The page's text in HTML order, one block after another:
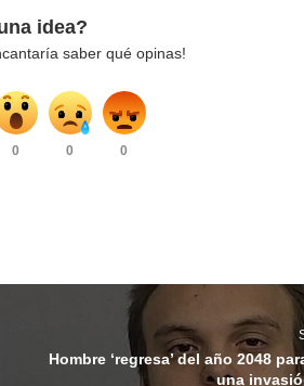
idea?
saber qué opinas!
0 0 0
Hombre ‘regresa’ del año 2048
una